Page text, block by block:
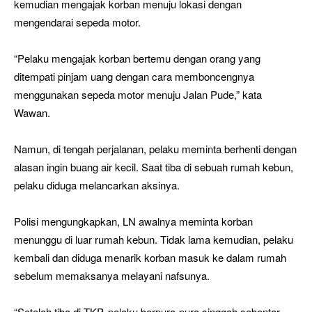
kemudian mengajak korban menuju lokasi dengan
mengendarai sepeda motor.
“Pelaku mengajak korban bertemu dengan orang yang
ditempati pinjam uang dengan cara memboncengnya
menggunakan sepeda motor menuju Jalan Pude,” kata
Wawan.
Namun, di tengah perjalanan, pelaku meminta berhenti dengan
alasan ingin buang air kecil. Saat tiba di sebuah rumah kebun,
pelaku diduga melancarkan aksinya.
Polisi mengungkapkan, LN awalnya meminta korban
menunggu di luar rumah kebun. Tidak lama kemudian, pelaku
kembali dan diduga menarik korban masuk ke dalam rumah
sebelum memaksanya melayani nafsunya.